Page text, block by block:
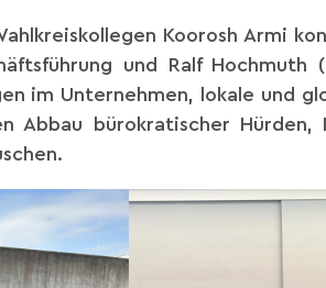
Koorosh Armi
und Ralf Hochmuth
im Unternehmen, lokale und
Abbau bürokratischer